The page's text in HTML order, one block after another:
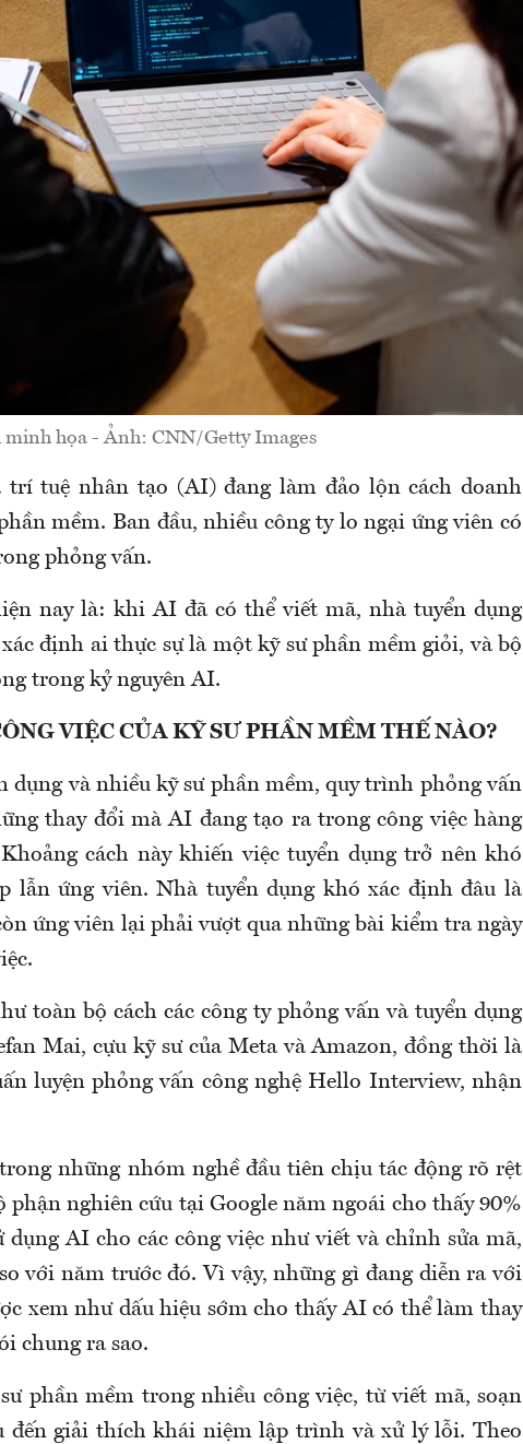
minh họa - Ảnh: CNN/Getty Images
trí tuệ nhân tạo (AI) đang làm đảo lộn cách doanh
mềm. Ban đầu, nhiều công ty lo ngại ứng viên có
phỏng vấn.
nay là: khi AI đã có thể viết mã, nhà tuyển dụng
định ai thực sự là một kỹ sư phần mềm giỏi, và bộ
trong kỷ nguyên AI.
VIỆC CỦA KỸ SƯ PHẦN MỀM THẾ NÀO?
dụng và nhiều kỹ sư phần mềm, quy trình phỏng vấn
thay đổi mà AI đang tạo ra trong công việc hàng
cách này khiến việc tuyển dụng trở nên khó
lẫn ứng viên. Nhà tuyển dụng khó xác định đâu là
ứng viên lại phải vượt qua những bài kiểm tra ngày
toàn bộ cách các công ty phỏng vấn và tuyển dụng
Mai, cựu kỹ sư của Meta và Amazon, đồng thời là
luyện phỏng vấn công nghệ Hello Interview, nhận
những nhóm nghề đầu tiên chịu tác động rõ rệt
phận nghiên cứu tại Google năm ngoái cho thấy 90%
dụng AI cho các công việc như viết và chỉnh sửa mã,
với năm trước đó. Vì vậy, những gì đang diễn ra với
xem như dấu hiệu sớm cho thấy AI có thể làm thay
chung ra sao.
phần mềm trong nhiều công việc, từ viết mã, soạn
đến giải thích khái niệm lập trình và xử lý lỗi. Theo